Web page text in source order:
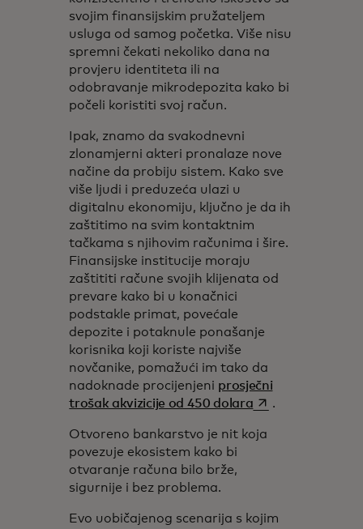
svojim finansijskim pružateljem
usluga od samog početka. Više nisu
spremni čekati nekoliko dana na
provjeru identiteta ili na
odobravanje mikrodepozita kako bi
počeli koristiti svoj račun.
Ipak, znamo da svakodnevni
zlonamjerni akteri pronalaze nove
načine da probiju sistem. Kako sve
više ljudi i preduzeća ulazi u
digitalnu ekonomiju, ključno je da ih
zaštitimo na svim kontaktnim
tačkama s njihovim računima i šire.
Finansijske institucije moraju
zaštititi račune svojih klijenata od
prevare kako bi u konačnici
podstakle primat, povećale
depozite i potaknule ponašanje
korisnika koji koriste najviše
novčanike, pomažući im tako da
nadoknade procijenjeni prosječni
trošak akvizicije od 450 dolaraopens in a new
.
Otvoreno bankarstvo je nit koja
povezuje ekosistem kako bi
otvaranje računa bilo brže,
sigurnije i bez problema.
Evo uobičajenog scenarija s kojim